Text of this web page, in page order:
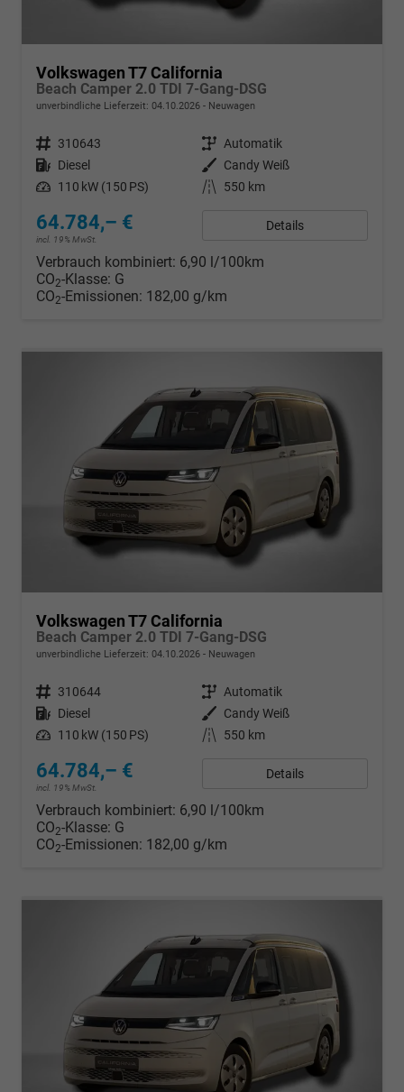
Volkswagen T7 California
Beach Camper 2.0 TDI 7-Gang-DSG
unverbindliche Lieferzeit: 04.10.2026 Neuwagen
Fahrzeugnr. 310643 Getriebe Automatik
Kraftstoff Diesel Außenfarbe
Candy Weiß
Leistung 110 kW (150 PS) Kilometerstand 550 km
64.784,– €
incl. 19% MwSt.
Details
Verbrauch kombiniert: 6,90 l/100km
CO2-Klasse: G
CO2-Emissionen: 182,00 g/km
Volkswagen T7 California
Beach Camper 2.0 TDI 7-Gang-DSG
unverbindliche Lieferzeit: 04.10.2026 Neuwagen
Fahrzeugnr. 310644 Getriebe Automatik
Kraftstoff Diesel Außenfarbe
Candy Weiß
Leistung 110 kW (150 PS) Kilometerstand 550 km
64.784,– €
incl. 19% MwSt.
Details
Verbrauch kombiniert: 6,90 l/100km
CO2-Klasse: G
CO2-Emissionen: 182,00 g/km